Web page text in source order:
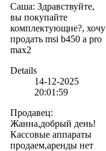
Саша: Здравствуйте,
вы покупайте
комплектующие?, хочу
продать msi b450 a pro
max2
Details
14-12-2025
20:01:59
Продавец:
Жанна,добрый день!
Кассовые аппараты
продаем,аренды нет